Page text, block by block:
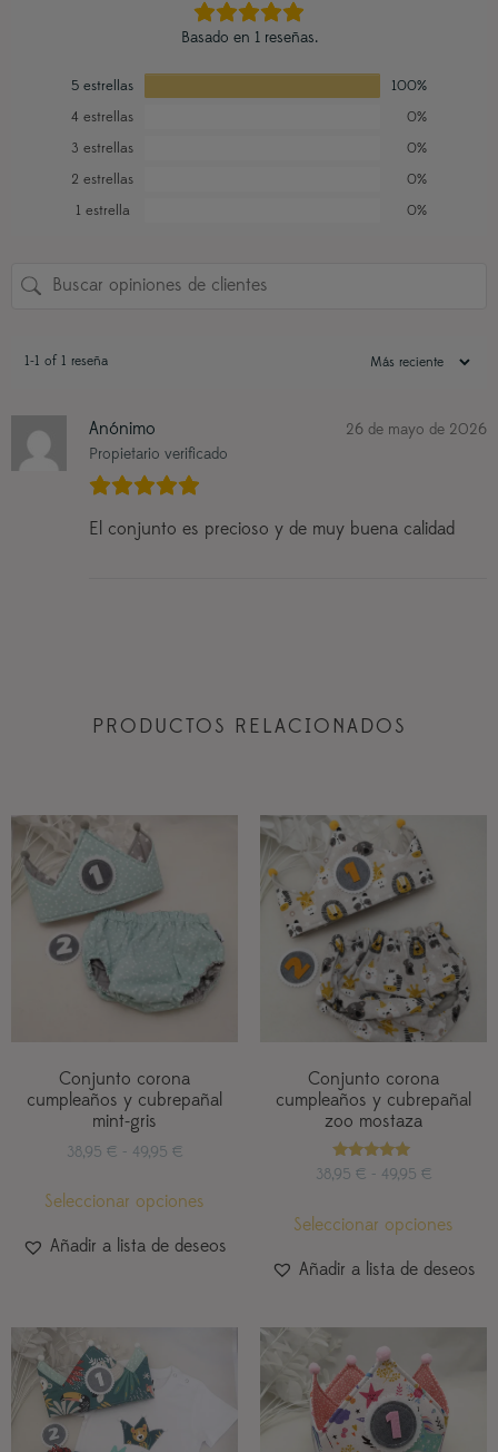
Basado en 1 reseñas.
5 estrellas
100%
4 estrellas
0%
3 estrellas
0%
2 estrellas
0%
1 estrella
0%
1-1 of 1 reseña
Anónimo
Propietario verificado
26 de mayo de 2026
El conjunto es precioso y de muy buena calidad
PRODUCTOS RELACIONADOS
Conjunto corona
cumpleaños y cubrepañal
mint-gris
38,95 € - 49,95 €
Seleccionar opciones
Añadir a lista de deseos
Conjunto corona
cumpleaños y cubrepañal
zoo mostaza
Valorado
38,95 € - 49,95 €
Seleccionar opciones
Añadir a lista de deseos